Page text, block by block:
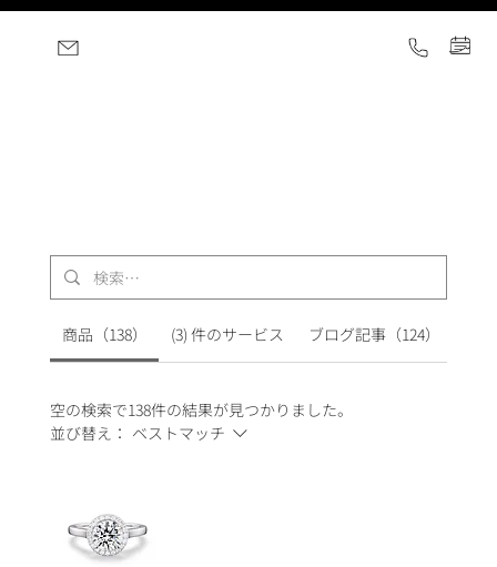
商品（138） (3) 件のサービス ブログ記事（124）
空の検索で138件の結果が見つかりました。
並び替え： ベストマッチ